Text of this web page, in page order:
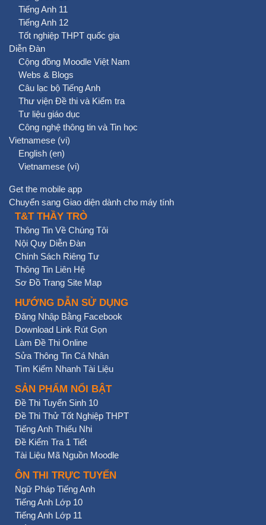
Tiếng Anh 11
Tiếng Anh 12
Tốt nghiệp THPT quốc gia
Diễn Đàn
Cộng đồng Moodle Việt Nam
Webs & Blogs
Câu lạc bộ Tiếng Anh
Thư viện Đề thi và Kiểm tra
Tư liệu giáo dục
Công nghệ thông tin và Tin học
Vietnamese ‎(vi)‎
English ‎(en)‎
Vietnamese ‎(vi)‎
Get the mobile app
Chuyển sang Giao diện dành cho máy tính
T&T THẦY TRÒ
Thông Tin Về Chúng Tôi
Nội Quy Diễn Đàn
Chính Sách Riêng Tư
Thông Tin Liên Hệ
Sơ Đồ Trang Site Map
HƯỚNG DẪN SỬ DỤNG
Đăng Nhập Bằng Facebook
Download Link Rút Gọn
Làm Đề Thi Online
Sửa Thông Tin Cá Nhân
Tìm Kiếm Nhanh Tài Liệu
SẢN PHẨM NỔI BẬT
Đề Thi Tuyển Sinh 10
Đề Thi Thử Tốt Nghiệp THPT
Tiếng Anh Thiếu Nhi
Đề Kiểm Tra 1 Tiết
Tài Liệu Mã Nguồn Moodle
ÔN THI TRỰC TUYẾN
Ngữ Pháp Tiếng Anh
Tiếng Anh Lớp 10
Tiếng Anh Lớp 11